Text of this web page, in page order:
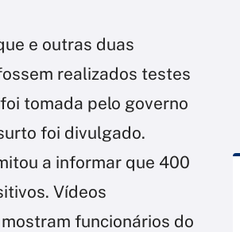
e outras duas
realizados testes
tomada pelo governo
foi divulgado.
a informar que 400
Vídeos
funcionários do